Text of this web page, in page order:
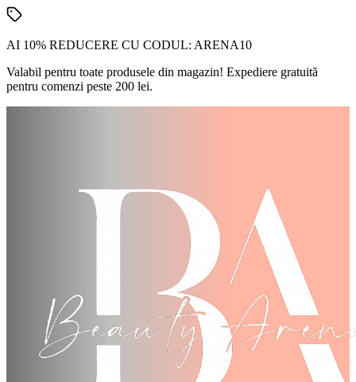
AI 10% REDUCERE CU CODUL: ARENA10
Valabil pentru toate produsele din magazin! Expediere gratuită
pentru comenzi peste 200 lei.